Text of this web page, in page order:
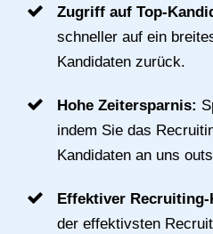
Zugriff auf Top-
schneller auf ein
Kandidaten zurück.
Hohe Zeitersparnis:
indem Sie das
Kandidaten an uns
Effektiver Recruiting-
der effektivsten